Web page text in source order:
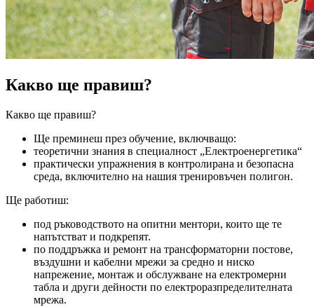
Какво ще правиш?
Какво ще правиш?
Ще преминеш през обучение, включващо:
теоретични знания в специалност „Електроенергетика“
практически упражнения в контролирана и безопасна
среда, включително на нашия тренировъчен полигон.
Ще работиш:
под ръководството на опитни ментори, които ще те
напътстват и подкрепят.
по поддръжка и ремонт на трансформаторни постове,
въздушни и кабелни мрежи за средно и ниско
напрежение, монтаж и обслужване на електромерни
табла и други дейности по електроразпределителната
мрежа.